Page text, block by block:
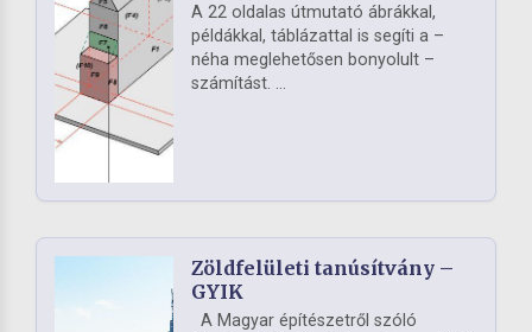
A 22 oldalas útmutató ábrákkal,
példákkal, táblázattal is segíti a –
néha meglehetősen bonyolult –
számítást. ...
Zöldfelületi tanúsítvány –
GYIK
A Magyar építészetről szóló